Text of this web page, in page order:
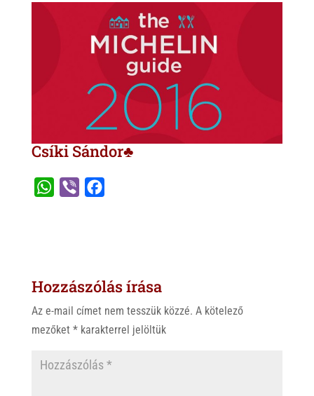
Csíki Sándor♣
A
p
o
k
Hozzászólás írása
Az e-mail címet nem tesszük közzé. A kötelező
mezőket *karakterrel jelöltük